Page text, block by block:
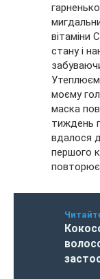
вітаміни
стану і
моєму
маска
тиждень
вдалося
першого